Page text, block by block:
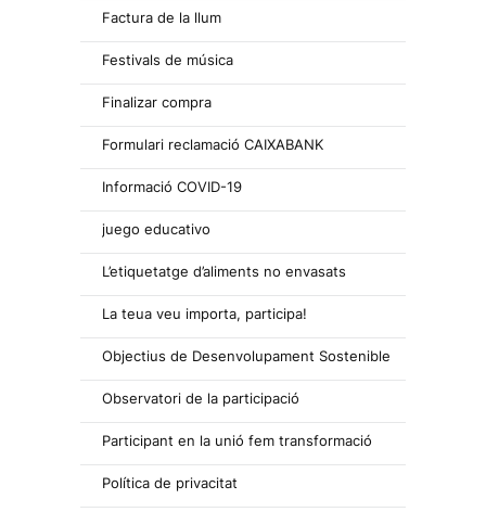
Factura de la llum
Festivals de música
Finalizar compra
Formulari reclamació CAIXABANK
Informació COVID-19
juego educativo
L’etiquetatge d’aliments no envasats
La teua veu importa, participa!
Objectius de Desenvolupament Sostenible
Observatori de la participació
Participant en la unió fem transformació
Política de privacitat